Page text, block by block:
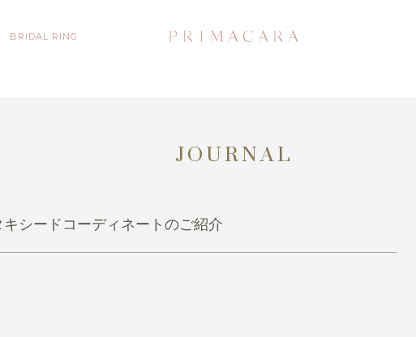
BRIDAL RING
JOURNAL
シードコーディネートのご紹介